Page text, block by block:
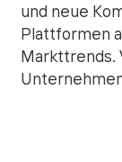
und neue
Plattformen
Markttrends.